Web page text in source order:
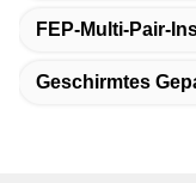
FEP-Multi-Pair-
Geschirmtes